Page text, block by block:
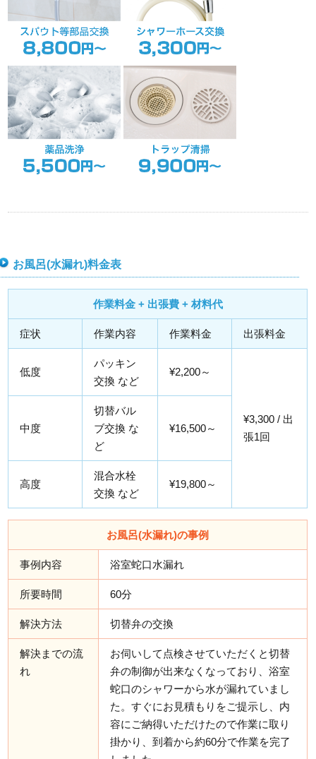
お風呂(水漏れ)料金表
作業料金 + 出張費 + 材料代
症状 作業内容 作業料金 出張料金
低度
パッキン
交換 など
¥2,200～
¥3,300 / 出
張1回
中度
切替バル
ブ交換 な
ど
¥16,500～
高度
混合水栓
交換 など
¥19,800～
お風呂(水漏れ)の事例
事例内容 浴室蛇口水漏れ
所要時間 60分
解決方法 切替弁の交換
解決までの流
れ
お伺いして点検させていただくと切替
弁の制御が出来なくなっており、浴室
蛇口のシャワーから水が漏れていまし
た。すぐにお見積もりをご提示し、内
容にご納得いただけたので作業に取り
掛かり、到着から約60分で作業を完了